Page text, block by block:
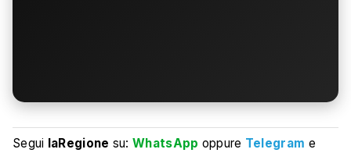
Segui laRegione su:WhatsApp oppure Telegram e